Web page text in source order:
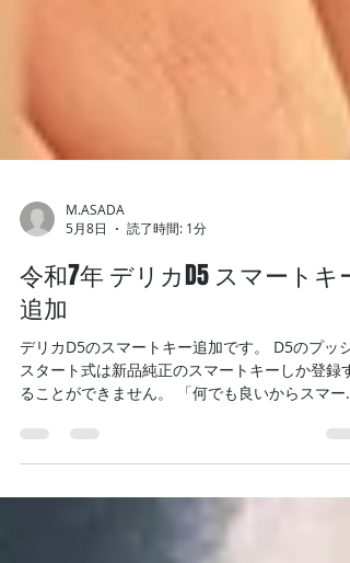
M.ASADA
5月8日
読了時間: 1分
令和7年 デリカD5 スマートキー
追加
デリカD5のスマートキー追加です。 D5のプッシ
スタート式は新品純正のスマートキーしか登録す
キーを１個増やしたい」との依頼です 通常はこの
ようなオーダーはお断りするのですが、以前から
試してみたい車両でしたのでトライしてみました
デリカ D5 スマートキー こんなスマートキー